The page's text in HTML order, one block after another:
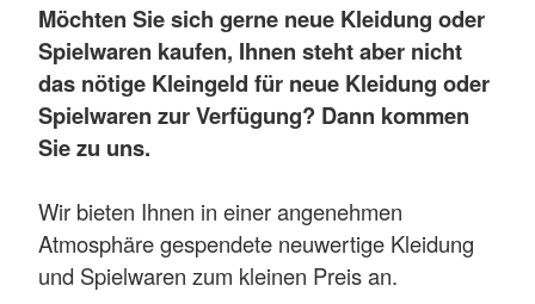
Möchten Sie sich gerne neue Kleidung oder
Spielwaren kaufen, Ihnen steht aber nicht
das nötige Kleingeld für neue Kleidung oder
Spielwaren zur Verfügung? Dann kommen
Sie zu uns.
Wir bieten Ihnen in einer angenehmen
Atmosphäre gespendete neuwertige Kleidung
und Spielwaren zum kleinen Preis an.